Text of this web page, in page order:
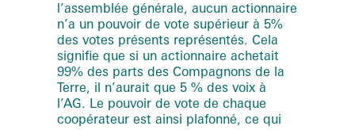
l’assemblée générale, aucun actionnaire
n’a un pouvoir de vote supérieur à 5%
des votes présents représentés. Cela
signifie que si un actionnaire achetait
99% des parts des Compagnons de la
Terre, il n’aurait que 5 % des voix à
l’AG. Le pouvoir de vote de chaque
coopérateur est ainsi plafonné, ce qui